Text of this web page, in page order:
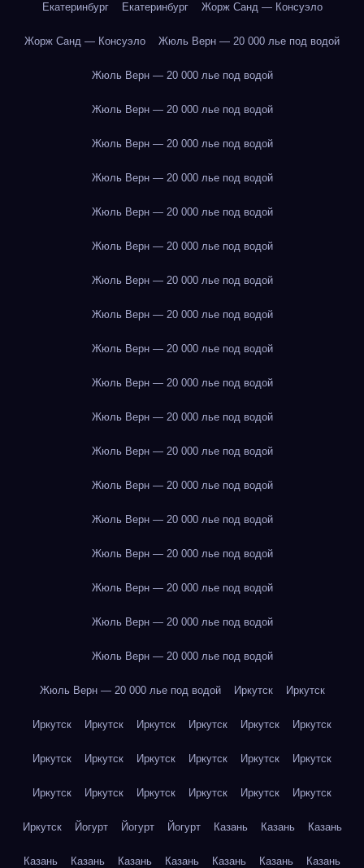
Екатеринбург Екатеринбург Жорж Санд — Консуэло
Жорж Санд — Консуэло Жюль Верн — 20 000 лье под водой
Жюль Верн — 20 000 лье под водой
Жюль Верн — 20 000 лье под водой
Жюль Верн — 20 000 лье под водой
Жюль Верн — 20 000 лье под водой
Жюль Верн — 20 000 лье под водой
Жюль Верн — 20 000 лье под водой
Жюль Верн — 20 000 лье под водой
Жюль Верн — 20 000 лье под водой
Жюль Верн — 20 000 лье под водой
Жюль Верн — 20 000 лье под водой
Жюль Верн — 20 000 лье под водой
Жюль Верн — 20 000 лье под водой
Жюль Верн — 20 000 лье под водой
Жюль Верн — 20 000 лье под водой
Жюль Верн — 20 000 лье под водой
Жюль Верн — 20 000 лье под водой
Жюль Верн — 20 000 лье под водой
Жюль Верн — 20 000 лье под водой
Жюль Верн — 20 000 лье под водой Иркутск Иркутск
Иркутск Иркутск Иркутск Иркутск Иркутск Иркутск
Иркутск Иркутск Иркутск Иркутск Иркутск Иркутск
Иркутск Иркутск Иркутск Иркутск Иркутск Иркутск
Иркутск Йогурт Йогурт Йогурт Казань Казань Казань
Казань Казань Казань Казань Казань Казань Казань